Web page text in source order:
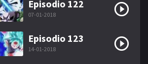
Episodio 122
07-01-2018
Episodio 123
14-01-2018